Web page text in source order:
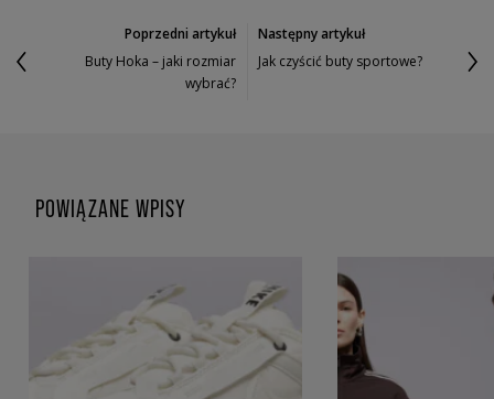
Poprzedni artykuł
Buty Hoka – jaki rozmiar
wybrać?
Następny artykuł
Jak czyścić buty sportowe?
POWIĄZANE WPISY